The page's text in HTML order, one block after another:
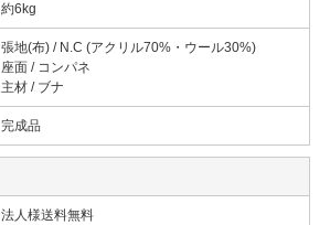
約6kg
張地(布) / N.C (アクリル70%・ウール30%)
座面 / コンパネ
主材 / ブナ
完成品
法人様送料無料